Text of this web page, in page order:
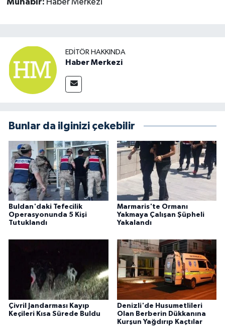
Muhabir: Haber Merkezi
EDITÖR HAKKINDA
Haber Merkezi
Bunlar da ilginizi çekebilir
Buldan'daki Tefecilik
Operasyonunda 5 Kişi
Tutuklandı
Marmaris'te Ormanı
Yakmaya Çalışan Şüpheli
Yakalandı
Çivril Jandarması Kayıp
Keçileri Kısa Sürede Buldu
Denizli'de Husumetlileri
Olan Berberin Dükkanına
Kurşun Yağdırıp Kaçtılar